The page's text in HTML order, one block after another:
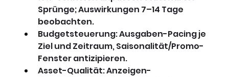
Sprünge; Auswirkungen 7–14 Tage
beobachten.
Budgetsteuerung: Ausgaben-Pacing je
Ziel und Zeitraum, Saisonalität/Promo-
Fenster antizipieren.
Asset-Qualität: Anzeigen-